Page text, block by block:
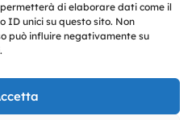
di elaborare dati come il
ID unici su questo sito. Non
può influire negativamente su